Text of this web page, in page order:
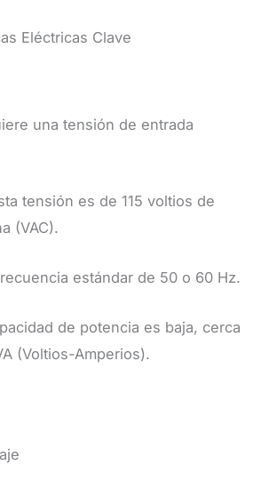
Eléctricas Clave
una tensión de entrada
tensión es de 115 voltios de
(VAC).
estándar de 50 o 60 Hz.
de potencia es baja, cerca
(Voltios-Amperios).